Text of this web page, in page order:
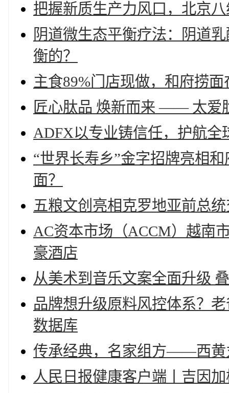
把握新质生产力风口，北京
阴道微生态平衡疗法：阴道
衡的？
主食89%门店现做，和府捞
匠心肽品 焕新而来 —— 太爱
ADFX以专业铸信任，护航全
“世界长寿乡”金字招牌亮相
面？
五粮文创亮相克罗地亚前总
AC资本市场（ACCM）越南
豪酒店
从美术到音乐文案全面升级
品牌想升级原料风控体系？
数据库
传承经典，名家组方——西黄
人民日报健康客户端丨吉因